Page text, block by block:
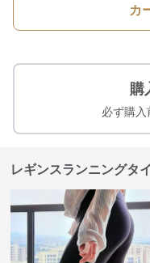
カ
購
必ず購入
レギンスランニングタ